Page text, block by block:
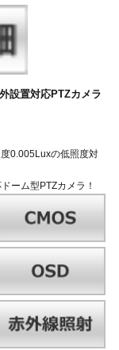
設置対応PTZカメラ
0.005Luxの低照度対
ーム型PTZカメラ！